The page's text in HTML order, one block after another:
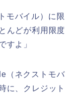
モバイル）に限
んどが利用限度
すよ」
（ネクストモバ
に、クレジット